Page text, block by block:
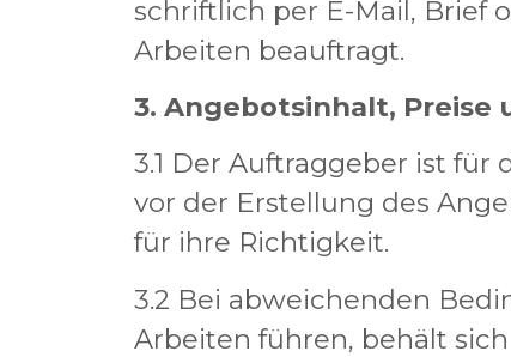
schriftlich per E-Mail, Brief
Arbeiten beauftragt.
3. Angebotsinhalt, Preise
3.1 Der Auftraggeber ist
vor der Erstellung des
für ihre Richtigkeit.
3.2 Bei abweichenden
Arbeiten führen, behält